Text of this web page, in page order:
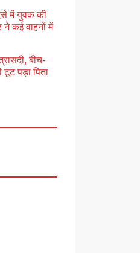
में युवक की
ने कई वाहनों में
बीच-
टूट पड़ा पिता